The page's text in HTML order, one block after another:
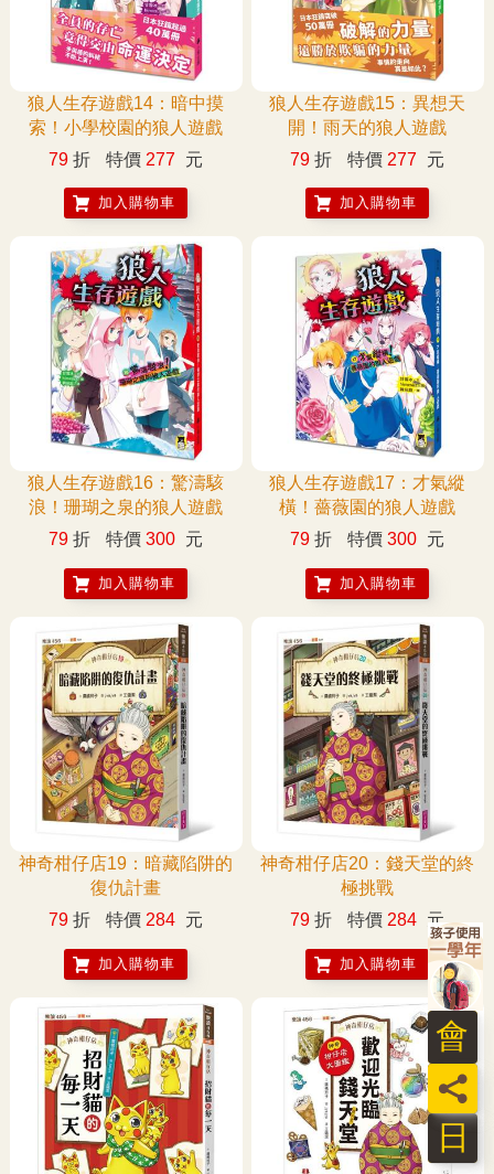
狼人生存遊戲14：暗中摸
索！小學校園的狼人遊戲
79 折 特價 277 元
加入購物車
狼人生存遊戲15：異想天
開！雨天的狼人遊戲
79 折 特價 277 元
加入購物車
狼人生存遊戲16：驚濤駭
浪！珊瑚之泉的狼人遊戲
79 折 特價 300 元
加入購物車
狼人生存遊戲17：才氣縱
橫！薔薇園的狼人遊戲
79 折 特價 300 元
加入購物車
神奇柑仔店19：暗藏陷阱的
復仇計畫
79 折 特價 284 元
加入購物車
神奇柑仔店20：錢天堂的終
極挑戰
79 折 特價 284 元
加入購物車
日
員